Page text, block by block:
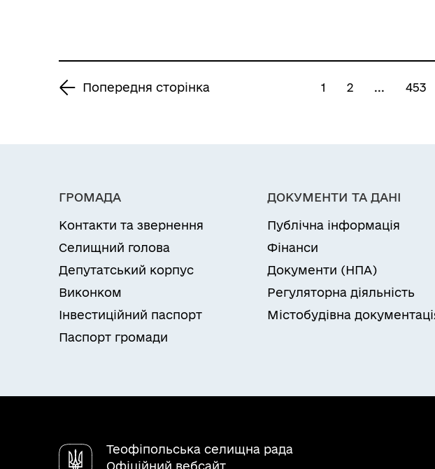
Попередня сторінка 1 2 ... 453
ГРОМАДА
Контакти та звернення
Селищний голова
Депутатський корпус
Виконком
Інвестиційний паспорт
Паспорт громади
ДОКУМЕНТИ ТА ДАНІ
Публічна інформація
Фінанси
Документи (НПА)
Регуляторна діяльність
Містобудівна
Теофіпольська селищна рада
Офіційний вебсайт